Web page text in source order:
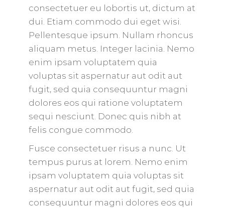
consectetuer eu lobortis ut, dictum at
dui. Etiam commodo dui eget wisi.
Pellentesque ipsum. Nullam rhoncus
aliquam metus. Integer lacinia. Nemo
enim ipsam voluptatem quia
voluptas sit aspernatur aut odit aut
fugit, sed quia consequuntur magni
dolores eos qui ratione voluptatem
sequi nesciunt. Donec quis nibh at
felis congue commodo.
Fusce consectetuer risus a nunc. Ut
tempus purus at lorem. Nemo enim
ipsam voluptatem quia voluptas sit
aspernatur aut odit aut fugit, sed quia
consequuntur magni dolores eos qui